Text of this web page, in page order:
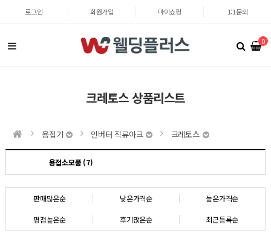
로그인 회원가입 마이쇼핑 1:1문의
0
크레토스 상품리스트
용접기 인버터 직류아크 크레토스
용접소모품 (7)
판매많은순 낮은가격순 높은가격순
평점높은순 후기많은순 최근등록순